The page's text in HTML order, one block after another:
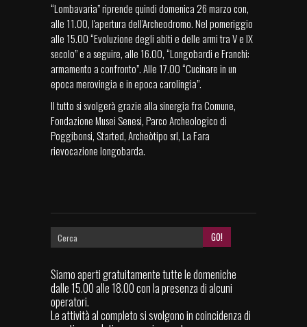
“Lombavaria” riprende quindi domenica 26 marzo con,
alle 11.00, l'apertura dell’Archeodromo. Nel pomeriggio
alle 15.00 “Evoluzione degli abiti e delle armi tra V e IX
secolo” e a seguire, alle 16.00, “Longobardi e Franchi:
armamento a confronto”. Alle 17.00 “Cucinare in un
epoca merovingia e in epoca carolingia”.
Il tutto si svolgerà grazie alla sinergia fra Comune,
Fondazione Musei Senesi, Parco Archeologico di
Poggibonsi, Started, Archeòtipo srl, La Fara
rievocazione longobarda.
Siamo aperti gratuitamente tutte le domeniche
dalle 15.00 alle 18.00 con la presenza di alcuni
operatori.
Le attività al completo si svolgono in coincidenza di